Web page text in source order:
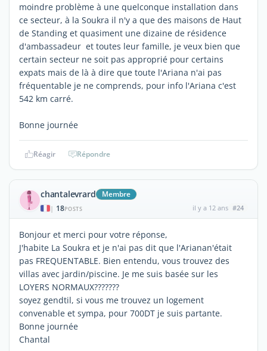
moindre problème à une quelconque installation dans
ce secteur, à la Soukra il n'y a que des maisons de Haut
de Standing et quasiment une dizaine de résidence
d'ambassadeur et toutes leur famille, je veux bien que
certain secteur ne soit pas approprié pour certains
expats mais de là à dire que toute l'Ariana n'ai pas
fréquentable je ne comprends, pour info l'Ariana c'est
542 km carré.
Bonne journée
Réagir Répondre
chantalevrard Membre
| 18POSTS il y a 12 ans #24
Bonjour et merci pour votre réponse,
J'habite La Soukra et je n'ai pas dit que l'Arianan'était
pas FREQUENTABLE. Bien entendu, vous trouvez des
villas avec jardin/piscine. Je me suis basée sur les
LOYERS NORMAUX???????
soyez gendtil, si vous me trouvez un logement
convenable et sympa, pour 700DT je suis partante.
Bonne journée
Chantal